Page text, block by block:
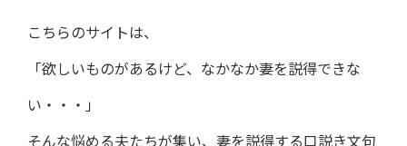
こちらのサイトは、
「欲しいものがあるけど、なかなか妻を説得できな
い・・・」